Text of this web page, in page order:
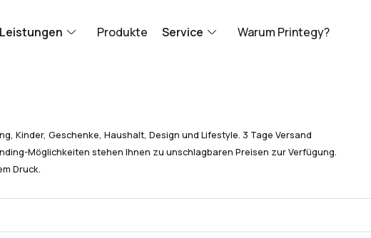
Leistungen Produkte Service Warum Printegy?
Kinder, Geschenke, Haushalt, Design und Lifestyle. 3 Tage Versand
Möglichkeiten stehen Ihnen zu unschlagbaren Preisen zur Verfügung.
Druck.